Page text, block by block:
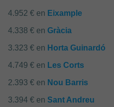
4.952 € en Eixample
4.338 € en Gràcia
3.323 € en Horta Guinardó
4.749 € en Les Corts
2.393 € en Nou Barris
3.394 € en Sant Andreu